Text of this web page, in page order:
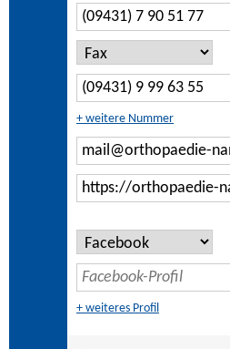
+ weitere Nummer
+ weiteres Profil